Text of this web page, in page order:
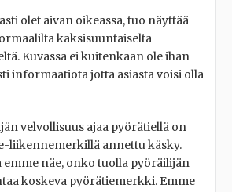
olet aivan oikeassa, tuo näyttää
kaksisuuntaiselta
Kuvassa ei kuitenkaan ole ihan
informaatiota jotta asiasta voisi olla
velvollisuus ajaa pyörätiellä on
liikennemerkillä annettu käsky.
emme näe, onko tuolla pyöräilijän
koskeva pyörätiemerkki. Emme